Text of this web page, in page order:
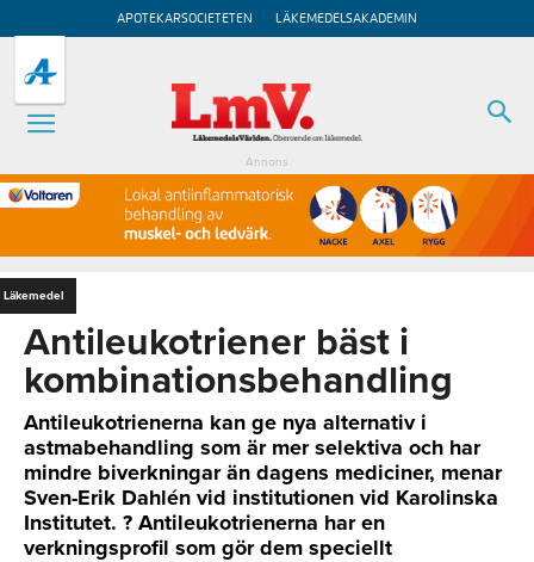
APOTEKARSOCIETETEN LÄKEMEDELSAKADEMIN
Annons
Läkemedel
Antileukotriener bäst i
kombinationsbehandling
Antileukotrienerna kan ge nya alternativ i
astmabehandling som är mer selektiva och har
mindre biverkningar än dagens mediciner, menar
Sven-Erik Dahlén vid institutionen vid Karolinska
Institutet. ? Antileukotrienerna har en
verkningsprofil som gör dem speciellt